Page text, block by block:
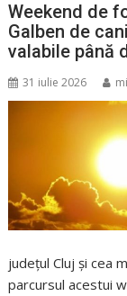
Weekend de
Galben de
valabile până
31 iulie 2026
județul Cluj și cea
parcursul acestui